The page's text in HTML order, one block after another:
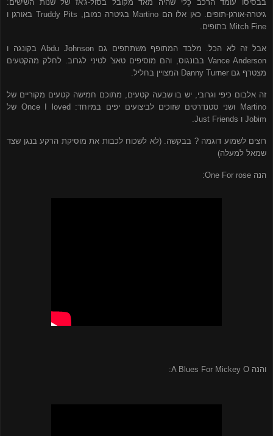
בבסיסו עומד הרכב כֶּלי שהיה מאד מקובל בסול-ג'אז של שנות השישים:
גיטרה-אורגן-תופים. כאן אלו הם Martino בגיטרה כמובן, Truddy Pits באורגן ו
Mitch Fine בתופים.
אבל זה לא הכל. מלבד המתופף משתתפים גםAbdu Johnson בקונגה ו
Vance Anderson בבונגוס, והם מוסיפים טאצ' לטיני לגרוב. לחלק מהקטעים
מצטרף גם Danny Turner המצויין בחליל.
זה אלבום כיפי וגרובי, יש בו שבעה קטעים, מתוכם חמישה קטעים מקוריים של
Martino
ושני סטנדרטים שזוכים לביצועים יפים במיוחד: Once I loved של
Jobim ו Just Friends
.
רוצים לשמוע דוגמה ? בבקשה.(לא לשכוח לכבות את מוסיקת הרקע בנגן שצד
שמאל למעלה)
הנה One For rose
:
והנה A Blues For Mickey O
: